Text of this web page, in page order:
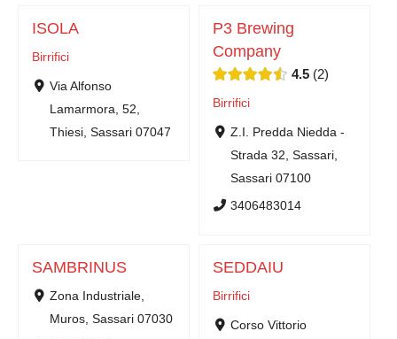
ISOLA
Birrifici
Via Alfonso
Lamarmora, 52,
Thiesi, Sassari 07047
P3 Brewing
Company
4.5 2
Birrifici
Z.I. Predda Niedda -
Strada 32, Sassari,
Sassari 07100
3406483014
SAMBRINUS
Zona Industriale,
Muros, Sassari 07030
SEDDAIU
Birrifici
Corso Vittorio